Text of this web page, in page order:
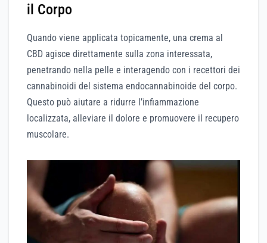
il Corpo
Quando viene applicata topicamente, una crema al
CBD agisce direttamente sulla zona interessata,
penetrando nella pelle e interagendo con i recettori dei
cannabinoidi del sistema endocannabinoide del corpo.
Questo può aiutare a ridurre l’infiammazione
localizzata, alleviare il dolore e promuovere il recupero
muscolare.